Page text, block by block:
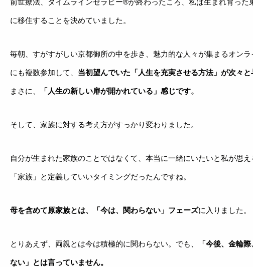
前世療法、タイムラインセラピー®が終わったころ、私は生まれ育った
に移住することを決めていました。
毎朝、すがすがしい京都御所の中を歩き、魅力的な人々が集まるオンラ
にも複数参加して、 当初望んでいた「人生を充実させる方法」が次々と
まさに、 「人生の新しい扉が開かれている」感じです。
そして、家族に対する考え方がすっかり変わりました。
自分が生まれた家族のことではなくて、本当に一緒にいたいと私が思え
「家族」と定義していいタイミングだったんですね。
母を含めて原家族とは、「今は、関わらない」フェーズに入りました。
とりあえず、両親とは今は積極的に関わらない。でも、 「今後、金輪
ない」とは言っていません。